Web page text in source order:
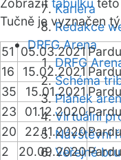
Kariéra
Redakce
DRFG Arena
DRFG
Schéma
Plánek
Virtuální
Návštěvní
Veřejné
Zobrazit tabulku
Tučně je vyznačen
51 05.03.2021
16
15.02.2021
35
15.01.2021
23
01.12.2020
20
22.11.2020
2
20.09.2020